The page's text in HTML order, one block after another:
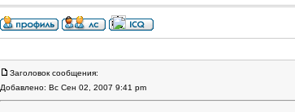
Заголовок сообщения:
Добавлено: Вс Сен 02, 2007 9:41 pm